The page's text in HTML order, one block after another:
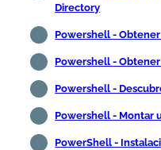
Directory
Powershell -
Powershell -
Powershell -
Powershell - Montar
PowerShell -